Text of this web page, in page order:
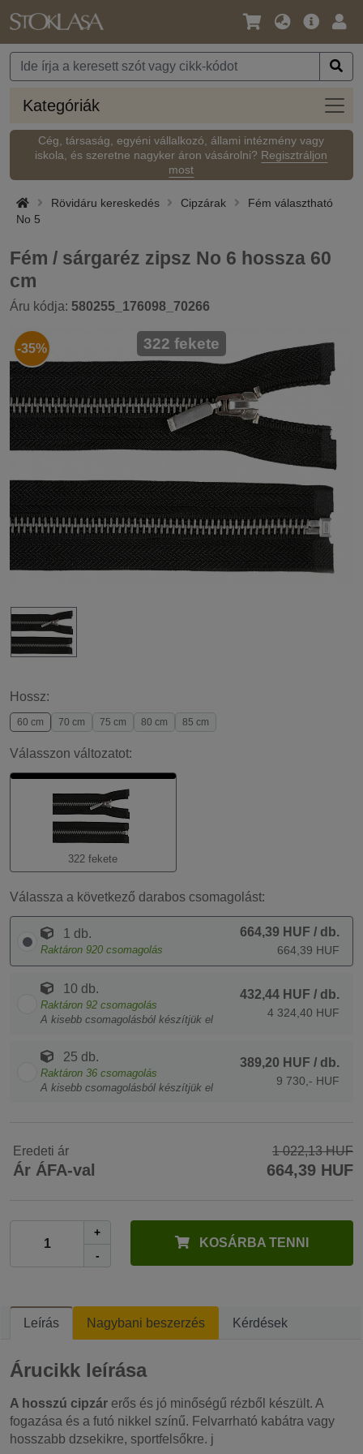
Nyelv
Pénznem
Fő
Kategóriák
Cég, társaság, egyéni vállalkozó, állami intézmény vagy
iskola, és szeretne nagyker áron vásárolni? Regisztráljon
most
Rövidáru kereskedés Cipzárak
Fém választható
No 5
Fém / sárgaréz zipsz No 6 hossza 60
cm
Áru kódja: 580255_176098_70266
-35% 322 fekete
Hossz:
60 cm 70 cm 75 cm 80 cm 85 cm
Válasszon változatot:
322 fekete
Válassza a következő darabos csomagolást:
1 db.
Raktáron 920 csomagolás
664,39 HUF / db.
664,39 HUF
10 db.
Raktáron 92 csomagolás
A kisebb csomagolásból készítjük el
432,44 HUF / db.
4 324,40 HUF
25 db.
Raktáron 36 csomagolás
A kisebb csomagolásból készítjük el
389,20 HUF / db.
9 730,- HUF
Eredeti ár 1 022,13 HUF
Ár ÁFA-val 664,39 HUF
+
-
KOSÁRBA TENNI
Leírás Nagybani beszerzés Kérdések
Árucikk leírása
A hosszú cipzár erős és jó minőségű rézből készült. A
fogazása és a futó nikkel színű. Felvarrható kabátra vagy
hosszabb dzsekikre, sportfelsőkre. j